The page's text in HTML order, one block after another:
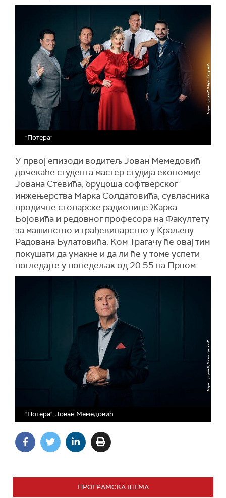
"Потера"
У првој епизоди водитељ Јован Мемедовић
дочекаће студента мастер студија економије
Јована Стевића, бруцоша софтверског
инжењерства Марка Солдатовића, сувласника
продичне столарске радионице Жарка
Бојовића и редовног професора на Факултету
за машинство и грађевинарство у Краљеву
Радована Булатовића. Ком Трагачу ће овај тим
покушати да умакне и да ли ће у томе успети
погледајте у понедељак од 20.55 на Првом.
"Потера", Јован Мемедовић
ПРОГРАМСКА ШЕМА